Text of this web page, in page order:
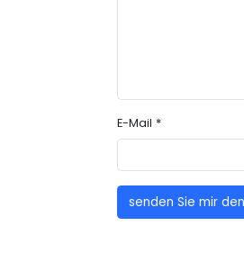
E-Mail *
senden Sie mir